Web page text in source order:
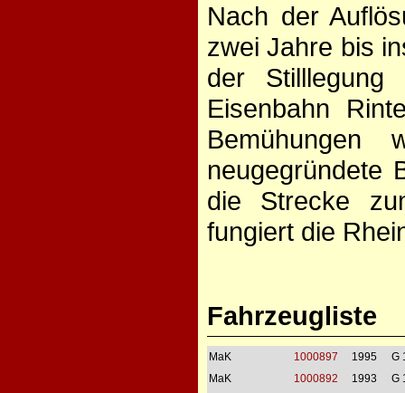
Nach der
zwei Jahre bis
der
Eisenbahn
neugegründete
die Strecke
fungiert die
Fahrzeugliste
MaK 1000897 1995
G
MaK
1000892 1993
G